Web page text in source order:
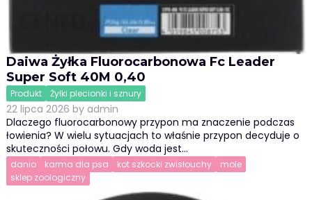
Daiwa Żyłka Fluorocarbonowa Fc Leader
Super Soft 40M 0,40
Produkt Żyłki plecionki i sznury
22 lipca 2026 by admin
Dlaczego fluorocarbonowy przypon ma znaczenie podczas
łowienia? W wielu sytuacjach to właśnie przypon decyduje o
skuteczności połowu. Gdy woda jest…
danio karma dla psa kot szkocki zwisłouchy
mole
sklep zoologiczny